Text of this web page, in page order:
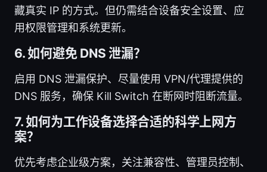
藏真实 IP 的方式。但仍需结合设备安全设置、应
用权限管理和系统更新。
6. 如何避免 DNS 泄漏？
启用 DNS 泄漏保护、尽量使用 VPN/代理提供的
DNS 服务，确保 Kill Switch 在断网时阻断流量。
7. 如何为工作设备选择合适的科学上网方
案？
优先考虑企业级方案，关注兼容性、管理员控制、